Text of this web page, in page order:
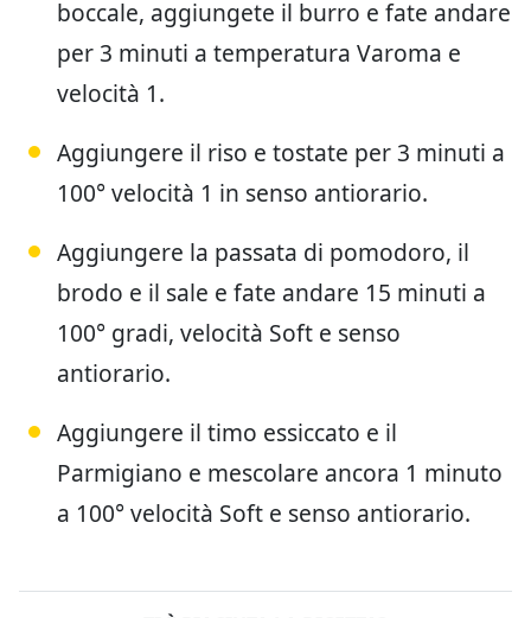
boccale, aggiungete il burro e fate andare
per 3 minuti a temperatura Varoma e
velocità 1.
Aggiungere il riso e tostate per 3 minuti a
100° velocità 1 in senso antiorario.
Aggiungere la passata di pomodoro, il
brodo e il sale e fate andare 15 minuti a
100° gradi, velocità Soft e senso
antiorario.
Aggiungere il timo essiccato e il
Parmigiano e mescolare ancora 1 minuto
a 100° velocità Soft e senso antiorario.